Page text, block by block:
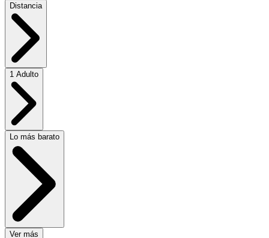
Distancia
1 Adulto
Lo más barato
Ver más